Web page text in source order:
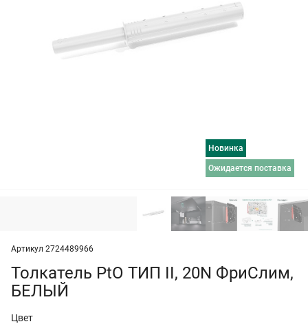
Новинка
ожидается поставка
Артикул 2724489966
Толкатель PtO ТИП II, 20N ФриСлим,
БЕЛЫЙ
Цвет